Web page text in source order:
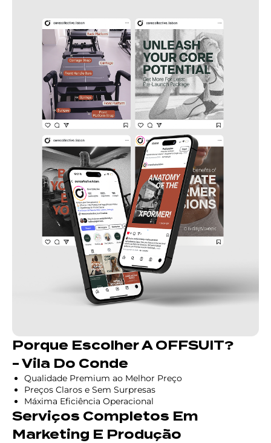
Porque Escolher A OFFSUIT?
- Vila Do Conde
Qualidade Premium ao Melhor Preço
Preços Claros e Sem Surpresas
Máxima Eficiência Operacional
Serviços Completos Em
Marketing E Produção